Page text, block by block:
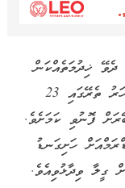
ޚިދުމަތެއްކަން
ފާހަގަކުރައްވައި ގީލާ ވިދާޅުވީ ފާއިތުވީ 10 އަހަރު ތެރޭގައި 23
ފޮނުވި ކަމަށެވެ.
ހަށިގަނޑު